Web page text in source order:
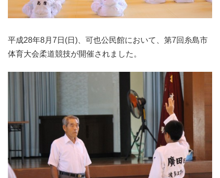
平成28年8月7日(日)、可也公民館において、第7回糸島市
体育大会柔道競技が開催されました。